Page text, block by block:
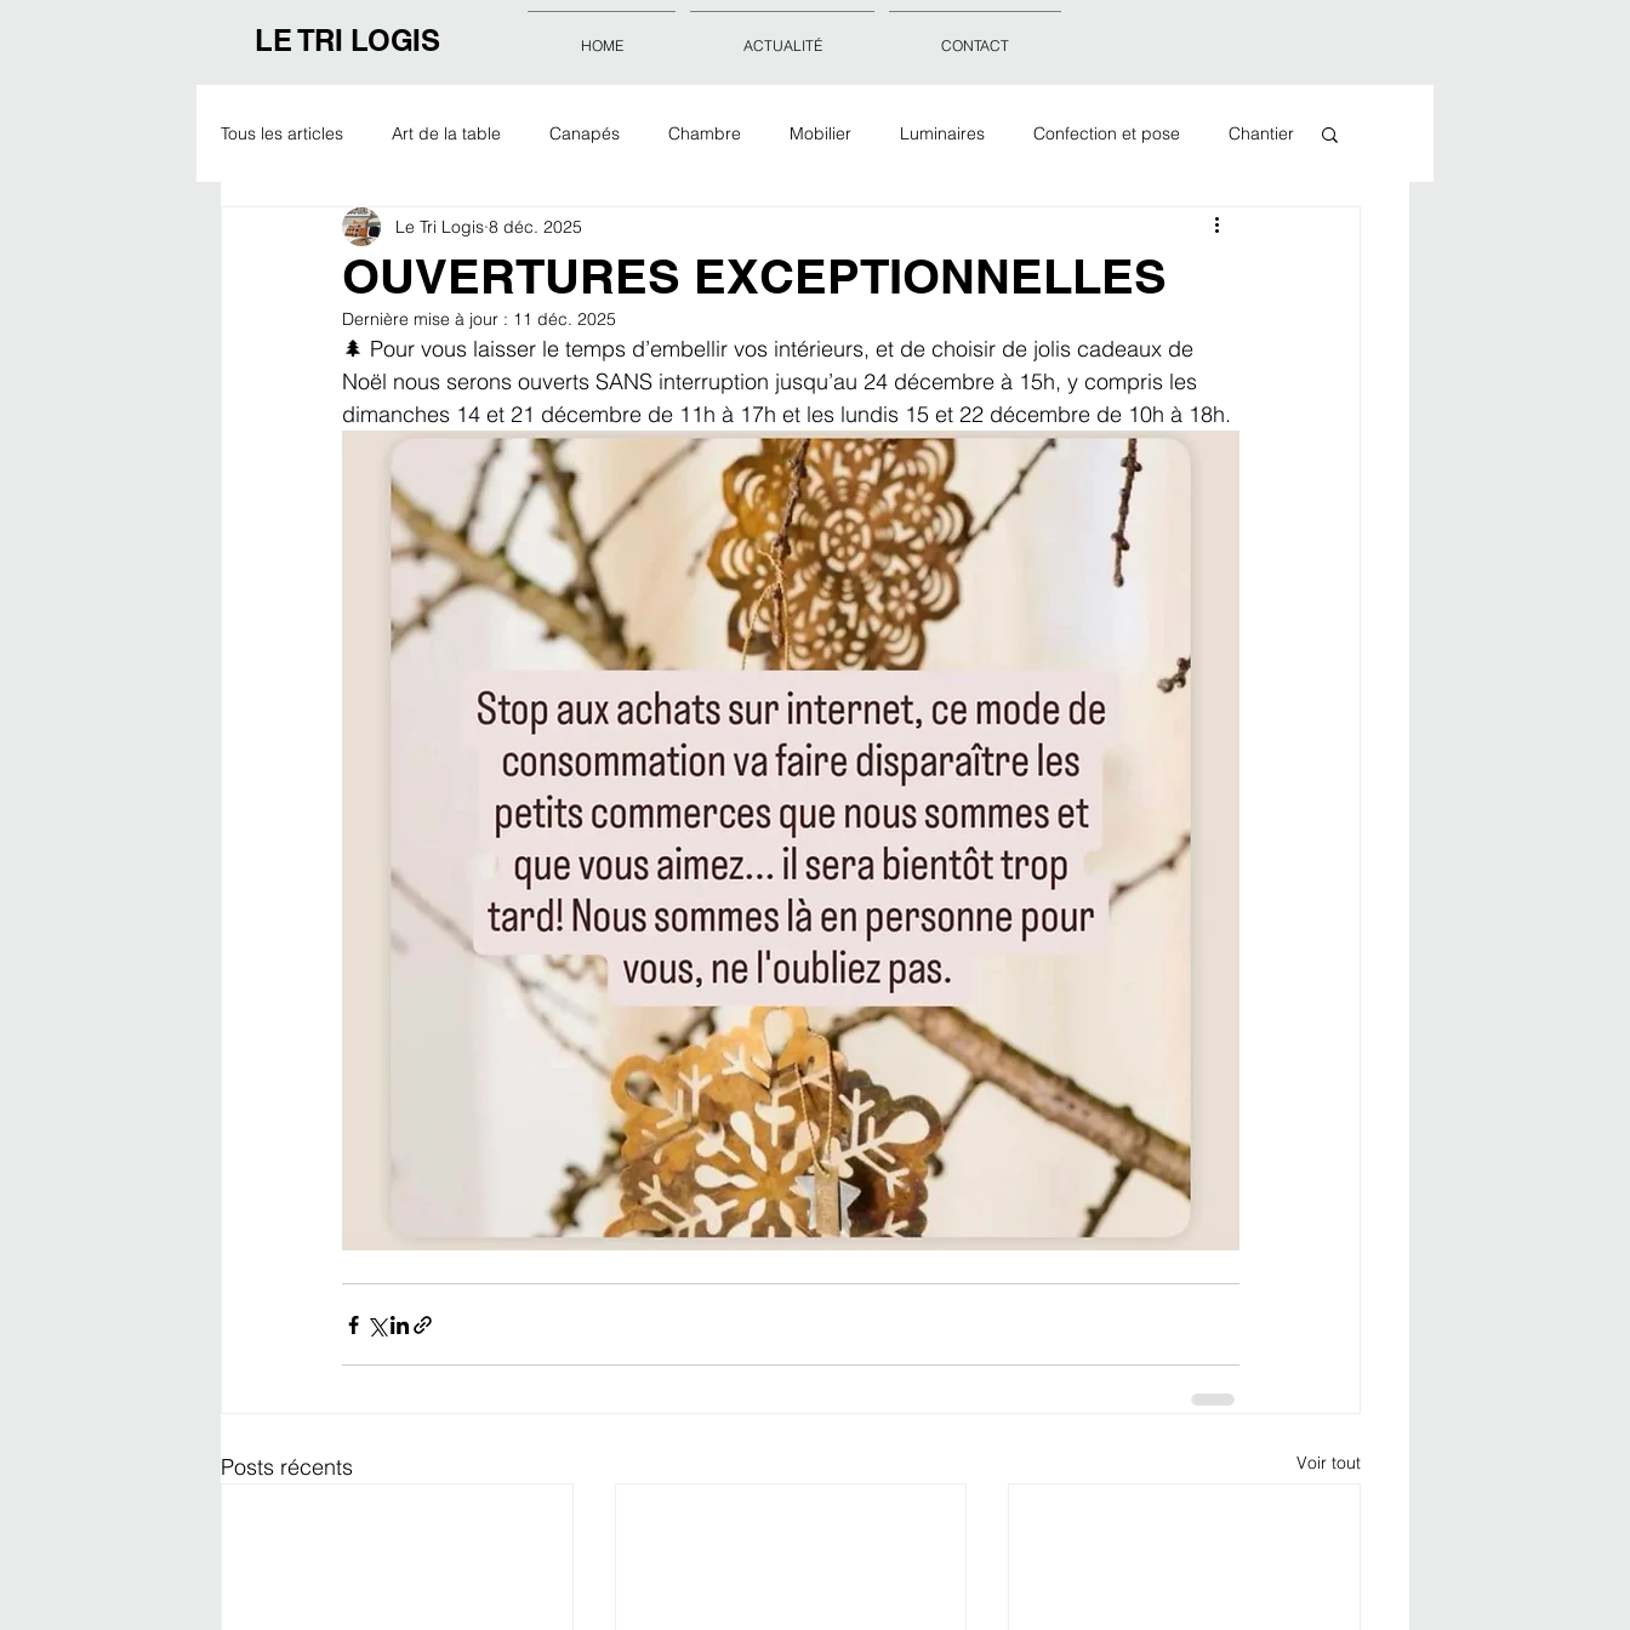
LE TRI LOGIS HOME ACTUALITÉ CONTACT
Tous les articles Art de la table Canapés Chambre Mobilier Luminaires Confection et pose Chantier
Noël Expo Objets déco
OUVERTURES EXCEPTIONNELLES
Le Tri Logis 8 déc. 2025
Dernière mise à jour : 11 déc. 2025
🌲 Pour vous laisser le temps d’embellir vos intérieurs, et de choisir de jolis cadeaux de
Noël nous serons ouverts SANS interruption jusqu’au 24 décembre à 15h, y compris les
dimanches 14 et 21 décembre de 11h à 17h et les lundis 15 et 22 décembre de 10h à 18h.
Posts récents Voir tout